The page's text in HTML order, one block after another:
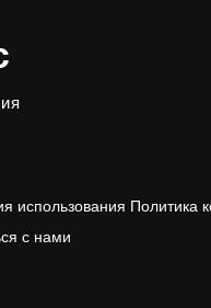
использования Политика
с нами